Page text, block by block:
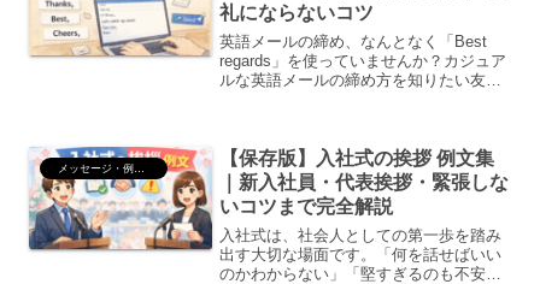
礼にならないコツ
英語メールの締め、なんとなく「Best
regards」を使っていませんか？カジュア
ルな英語メールの締め方を知りたい友達
解説します。...
【保存版】入社式の挨拶 例文集
｜新入社員・代表挨拶・緊張しな
いコツまで完全解説
入社式は、社会人としての第一歩を踏み
出す大切な場面です。「何を話せばいい
のかわからない」「堅すぎるのも不安」